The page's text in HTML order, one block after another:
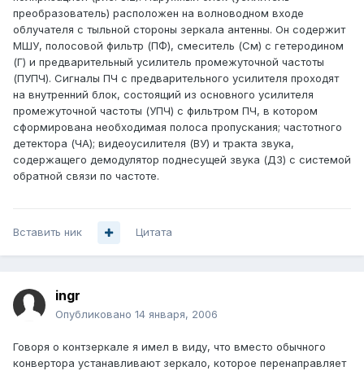
преобразователь) расположен на волноводном входе
облучателя с тыльной стороны зеркала антенны. Он содержит
МШУ, полосовой фильтр (ПФ), смеситель (См) с гетеродином
(Г) и предварительный усилитель промежуточной частоты
(ПУПЧ). Сигналы ПЧ с предварительного усилителя проходят
на внутренний блок, состоящий из основного усилителя
промежуточной частоты (УПЧ) с фильтром ПЧ, в котором
сформирована необходимая полоса пропускания; частотного
детектора (ЧА); видеоусилителя (ВУ) и тракта звука,
содержащего демодулятор поднесущей звука (ДЗ) с системой
обратной связи по частоте.
Вставить ник Цитата
ingr
Опубликовано 14 января, 2006
Говоря о контзеркале я имел в виду, что вместо обычного
конвертора устанавливают зеркало, которое перенаправляет